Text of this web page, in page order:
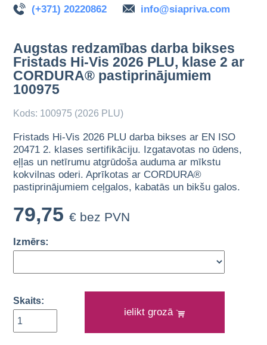
(+371) 20220862
info@siapriva.com
Augstas redzamības darba bikses
Fristads Hi-Vis 2026 PLU, klase 2 ar
CORDURA® pastiprinājumiem
100975
Kods: 100975 (2026 PLU)
Fristads Hi-Vis 2026 PLU darba bikses ar EN ISO
20471 2. klases sertifikāciju. Izgatavotas no ūdens,
eļļas un netīrumu atgrūdoša auduma ar mīkstu
kokvilnas oderi. Aprīkotas ar CORDURA®
pastiprinājumiem ceļgalos, kabatās un bikšu galos.
79,75 € bez PVN
Izmērs:
Skaits:
ielikt grozā